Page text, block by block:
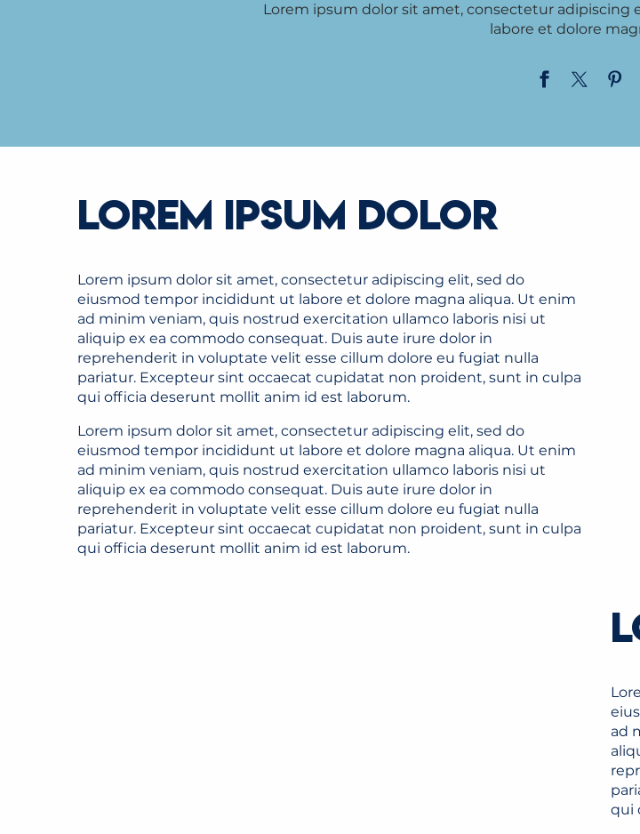
Lorem ipsum dolor sit amet, consectetur
labore et dolore
LOREM IPSUM DOLOR
Lorem ipsum dolor sit amet, consectetur adipiscing elit, sed do
eiusmod tempor incididunt ut labore et dolore magna aliqua. Ut enim
ad minim veniam, quis nostrud exercitation ullamco laboris nisi ut
aliquip ex ea commodo consequat. Duis aute irure dolor in
reprehenderit in voluptate velit esse cillum dolore eu fugiat nulla
pariatur. Excepteur sint occaecat cupidatat non proident, sunt in culpa
qui officia deserunt mollit anim id est laborum.
Lorem ipsum dolor sit amet, consectetur adipiscing elit, sed do
eiusmod tempor incididunt ut labore et dolore magna aliqua. Ut enim
ad minim veniam, quis nostrud exercitation ullamco laboris nisi ut
aliquip ex ea commodo consequat. Duis aute irure dolor in
reprehenderit in voluptate velit esse cillum dolore eu fugiat nulla
pariatur. Excepteur sint occaecat cupidatat non proident, sunt in culpa
qui officia deserunt mollit anim id est laborum.
ad
qui